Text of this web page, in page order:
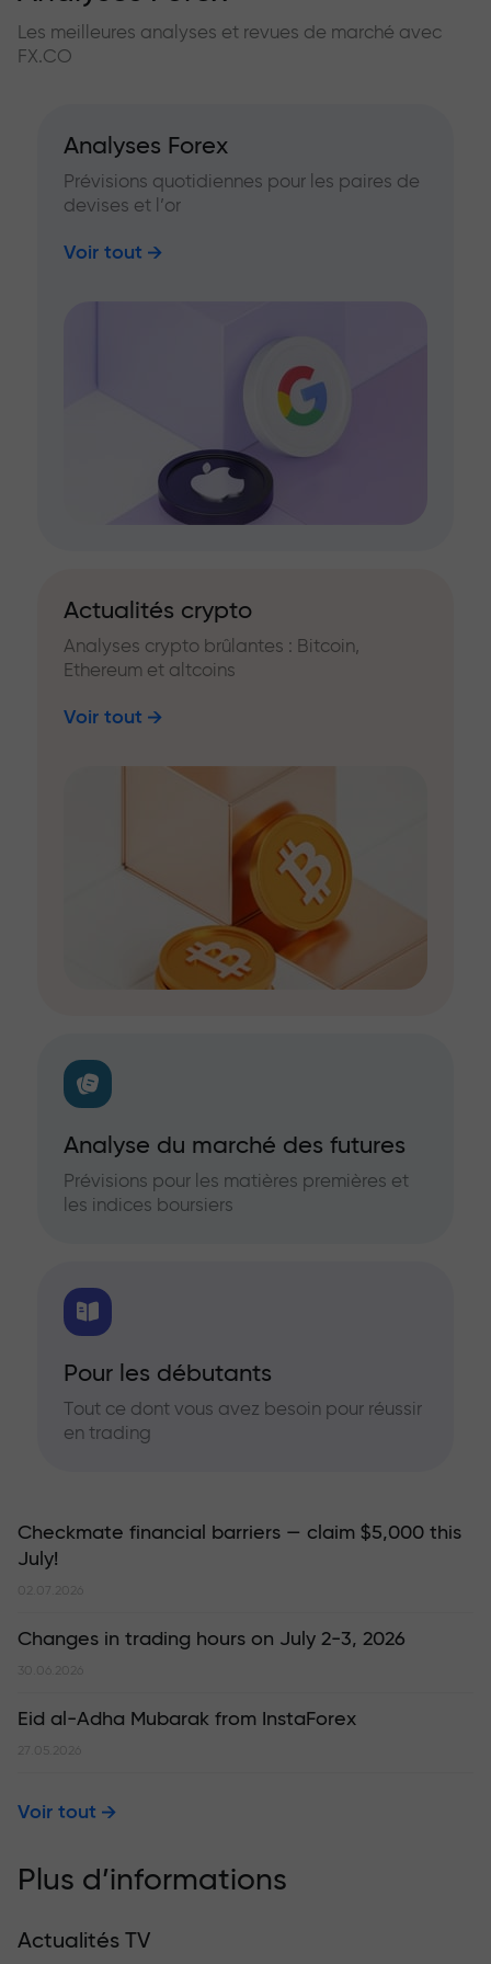
Les meilleures analyses et revues de marché avec
FX.CO
Analyses Forex
Prévisions quotidiennes pour les paires de
devises et l’or
Voir tout
Actualités crypto
Analyses crypto brûlantes : Bitcoin,
Ethereum et altcoins
Voir tout
Analyse du marché des futures
Prévisions pour les matières premières et
les indices boursiers
Pour les débutants
Tout ce dont vous avez besoin pour réussir
en trading
Checkmate financial barriers — claim $5,000 this
July!
02.07.2026
Changes in trading hours on July 2-3, 2026
30.06.2026
Eid al-Adha Mubarak from InstaForex
27.05.2026
Voir tout
Plus d’informations
Actualités TV